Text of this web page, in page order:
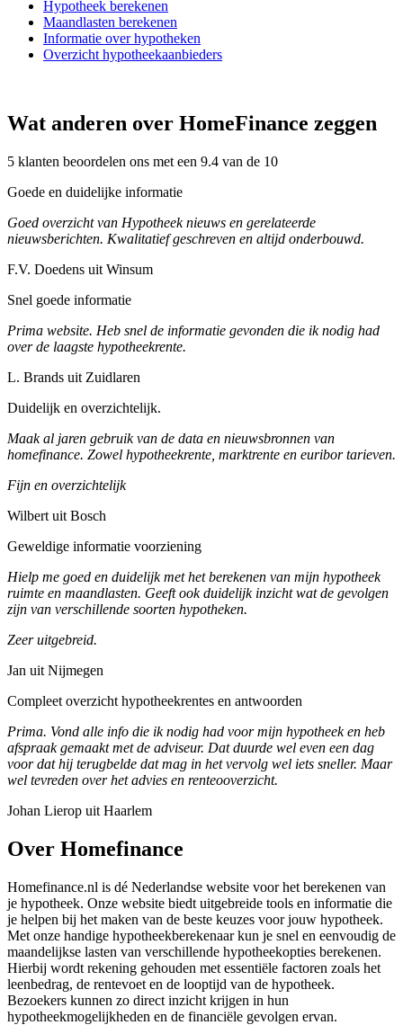
Hypotheek berekenen
Maandlasten berekenen
Informatie over hypotheken
Overzicht hypotheekaanbieders
Wat anderen over HomeFinance zeggen
5 klanten beoordelen ons met een 9.4 van de 10
Goede en duidelijke informatie
Goed overzicht van Hypotheek nieuws en gerelateerde
nieuwsberichten. Kwalitatief geschreven en altijd onderbouwd.
F.V. Doedens uit Winsum
Snel goede informatie
Prima website. Heb snel de informatie gevonden die ik nodig had
over de laagste hypotheekrente.
L. Brands uit Zuidlaren
Duidelijk en overzichtelijk.
Maak al jaren gebruik van de data en nieuwsbronnen van
homefinance. Zowel hypotheekrente, marktrente en euribor tarieven.
Fijn en overzichtelijk
Wilbert uit Bosch
Geweldige informatie voorziening
Hielp me goed en duidelijk met het berekenen van mijn hypotheek
ruimte en maandlasten. Geeft ook duidelijk inzicht wat de gevolgen
zijn van verschillende soorten hypotheken.
Zeer uitgebreid.
Jan uit Nijmegen
Compleet overzicht hypotheekrentes en antwoorden
Prima. Vond alle info die ik nodig had voor mijn hypotheek en heb
afspraak gemaakt met de adviseur. Dat duurde wel even een dag
voor dat hij terugbelde dat mag in het vervolg wel iets sneller. Maar
wel tevreden over het advies en renteooverzicht.
Johan Lierop uit Haarlem
Over Homefinance
Homefinance.nl is dé Nederlandse website voor het berekenen van
je hypotheek. Onze website biedt uitgebreide tools en informatie die
je helpen bij het maken van de beste keuzes voor jouw hypotheek.
Met onze handige hypotheekberekenaar kun je snel en eenvoudig de
maandelijkse lasten van verschillende hypotheekopties berekenen.
Hierbij wordt rekening gehouden met essentiële factoren zoals het
leenbedrag, de rentevoet en de looptijd van de hypotheek.
Bezoekers kunnen zo direct inzicht krijgen in hun
hypotheekmogelijkheden en de financiële gevolgen ervan.